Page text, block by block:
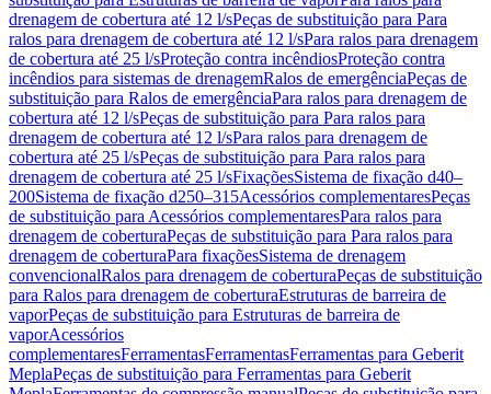
drenagem de cobertura até 12 l/sPeças de substituição para Para
ralos para drenagem de cobertura até 12 l/sPara ralos para drenagem
de cobertura até 25 l/sProteção contra incêndiosProteção contra
incêndios para sistemas de drenagemRalos de emergênciaPeças de
substituição para Ralos de emergênciaPara ralos para drenagem de
cobertura até 12 l/sPeças de substituição para Para ralos para
drenagem de cobertura até 12 l/sPara ralos para drenagem de
cobertura até 25 l/sPeças de substituição para Para ralos para
drenagem de cobertura até 25 l/sFixaçõesSistema de fixação d40–
200Sistema de fixação d250–315Acessórios complementaresPeças
de substituição para Acessórios complementaresPara ralos para
drenagem de coberturaPeças de substituição para Para ralos para
drenagem de coberturaPara fixaçõesSistema de drenagem
convencionalRalos para drenagem de coberturaPeças de substituição
para Ralos para drenagem de coberturaEstruturas de barreira de
vaporPeças de substituição para Estruturas de barreira de
vaporAcessórios
complementaresFerramentasFerramentasFerramentas para Geberit
MeplaPeças de substituição para Ferramentas para Geberit